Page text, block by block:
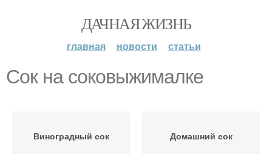
ДАЧНАЯ ЖИЗНЬ
главная новости статьи
Сок на соковыжималке
Виноградный сок Домашний сок